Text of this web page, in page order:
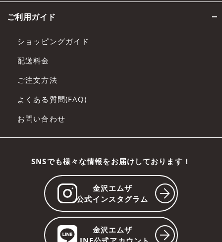
ご利用ガイド
ショッピングガイド
配送料金
ご注文方法
よくある質問(FAQ)
お問い合わせ
SNSでも様々な情報をお届けしております！
金沢エムザ
公式インスタグラム
金沢エムザ